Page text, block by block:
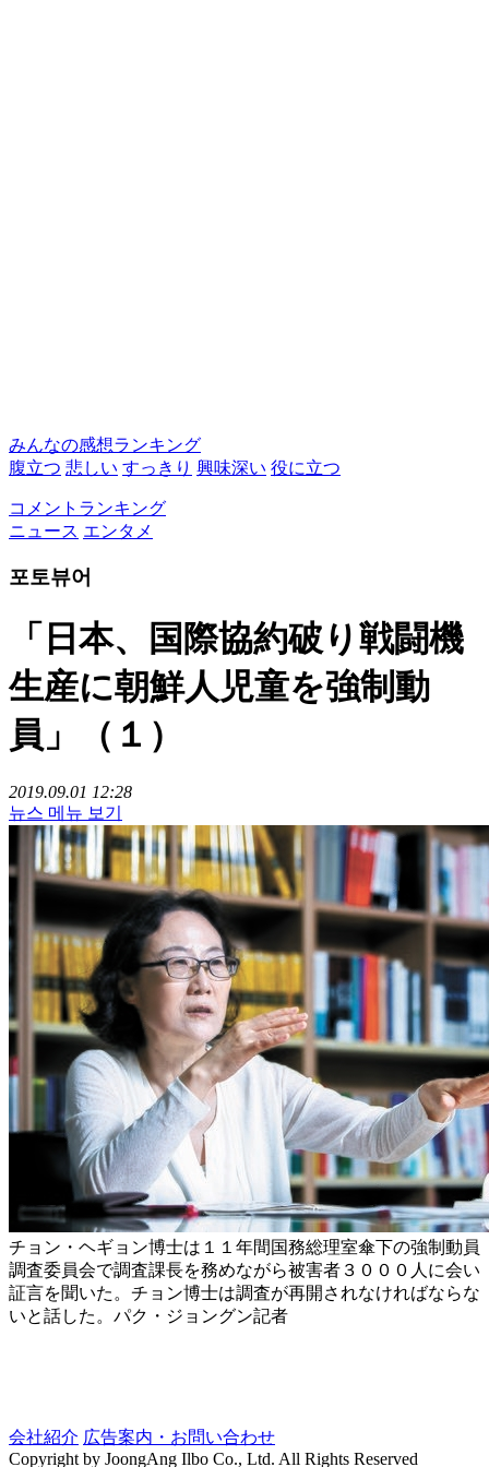
みんなの感想ランキング
腹立つ 悲しい すっきり 興味深い 役に立つ
コメントランキング
ニュース エンタメ
포토뷰어
「日本、国際協約破り戦闘機
生産に朝鮮人児童を強制動
員」（１）
2019.09.01 12:28
뉴스 메뉴 보기
チョン・ヘギョン博士は１１年間国務総理室傘下の強制動員
調査委員会で調査課長を務めながら被害者３０００人に会い
証言を聞いた。チョン博士は調査が再開されなければならな
いと話した。パク・ジョングン記者
会社紹介 広告案内・お問い合わせ
Copyright by JoongAng Ilbo Co., Ltd. All Rights Reserved